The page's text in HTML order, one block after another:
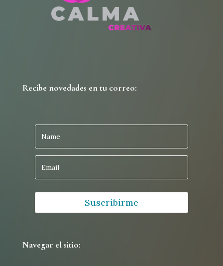
Recibe novedades en tu correo:
Suscribirme
Navegar el sitio: